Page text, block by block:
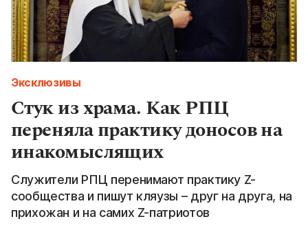
Эксклюзивы
Стук из храма. Как РПЦ
переняла практику доносов на
инакомыслящих
Служители РПЦ перенимают практику Z-
сообщества и пишут кляузы – друг на друга, на
прихожан и на самих Z-патриотов